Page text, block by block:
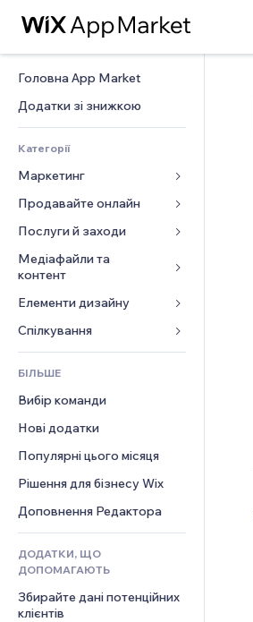
Головна App Market
Додатки зі знижкою
Категорії
Маркетинг
Реклама
Мобільний
Аналітика
Соцмережі
SEO
Залучення
Розміщення сайту
Ел. пошта
Конверсія
Продавайте онлайн
Додатки для магазинів
Надсилання та доставка
Кнопки продажу
Онлайн‑курси
Друк на замовлення
Бухгалтерський облік
Купони й лояльність
Рішення для складів
Дропшипінг
Тарифні плани й підписки
Краудфандинг
Їжа та напої
Послуги й заходи
Готелі
Заходи
Ресторани
Нерухомість
Медіафайли та
контент
Галерея
Музика
Подкасти
Фотографія
Відео
PDF
Обмін файлами
Новини
Елементи дизайну
Карти й навігація
Конфіденційність і безпека
Годинник
Шаблони сторінок
Ефекти зображення
Кнопки та меню
Банери та бейджі
Калькулятори
Пошук
Погода
Графіки й таблиці
Форми
Опитування
Чат
Коментарі
Телефон
Спільнота
Відгуки
CRM
БІЛЬШЕ
Вибір команди
Нові додатки
Популярні цього місяця
Рішення для бізнесу Wix
Доповнення Редактора
ДОДАТКИ, ЩО
ДОПОМАГАЮТЬ
Збирайте дані потенційних
клієнтів